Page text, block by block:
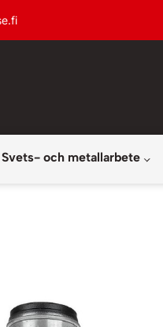
Svets- och metallarbete